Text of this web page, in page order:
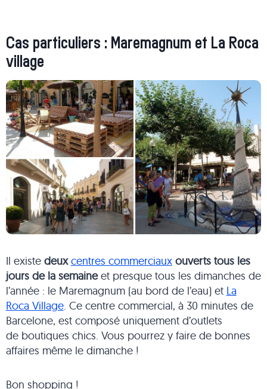
Cas particuliers : Maremagnum et La Roca
village
Il existe deuxcentres commerciauxouverts tous les
jours de la semaineet presque tous les dimanches de
l’année : le Maremagnum (au bord de l’eau) et La
Roca Village. Ce centre commercial, à 30 minutes de
Barcelone, est composé uniquement d’outlets
de boutiques chics. Vous pourrez y faire de bonnes
affaires même le dimanche !
Bon shopping !